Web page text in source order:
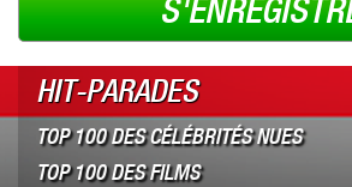
HIT-PARADES
TOP 100 DES CÉLÉBRITÉS NUES
TOP 100 DES FILMS